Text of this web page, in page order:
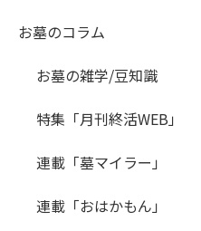
お墓のコラム
お墓の雑学/豆知識
特集「月刊終活WEB」
連載「墓マイラー」
連載「おはかもん」